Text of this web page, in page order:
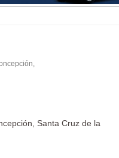
Santa Cruz de la